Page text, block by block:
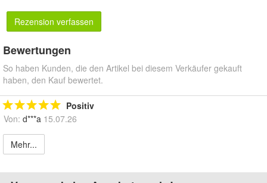
Rezension verfassen
Bewertungen
So haben Kunden, die den Artikel bei diesem Verkäufer gekauft
haben, den Kauf bewertet.
Positiv
Von: d***a 15.07.26
Mehr...